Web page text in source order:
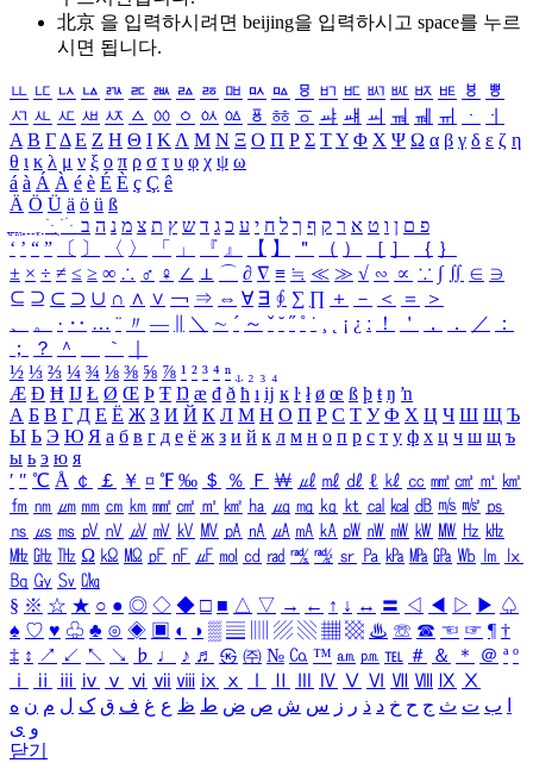
北京 을 입력하시려면 beijing을 입력하시고 space를 누르
시면 됩니다.
ㅥ ㅦ ㅧ ㅨ ㅩ ㅪ ㅫ ㅬ ㅭ ㅮ ㅯ ㅰ ㅱ ㅲ ㅳ ㅴ ㅵ ㅶ ㅷ ㅸ
ㅹ
ㅺ ㅻ ㅼ ㅽ ㅾ ㅿ ㆀ ㆁ ㆂ ㆃ ㆄ ㆅ ㆆ ㆇ ㆈ ㆉ ㆊ ㆋ ㆌ ㆍ
ㆎ
Α Β ΓΔ Ε Ζ Η Θ Ι ΚΛ Μ Ν Ξ Ο Π Ρ Σ ΤΥ Φ Χ Ψ Ω α β γ δ ε ζ η
θ ι κ λ μ ν ξ ο π ρ σ τ υ φ χ ψ ω
á à Á À é è É È ç Ç ê
Ä Ö Ü ä ö ü ß
ִֶֹ ֻּ ׁׂ פ ם ן ו ט א ר ק ף ך ל ח י ע כ ג ד ש ץ ת צ מ נ ה ב
‘ ’ “ ” 〔 〕 〈 〉 「 」 『 』 【 】 ＂ （ ） ［ ］ ｛ ｝
± × ÷ ≠ ≤ ≥ ∞ ∴ ♂ ♀ ∠ ⊥ ⌒ ∂ ∇ ≡ ≒ ≪ ≫ √ ∽ ∝ ∵ ∫ ∬ ∈ ∋
⊆ ⊇ ⊂ ⊃ ∪ ∩ ∧ ∨ ￢ ⇒ ⇔ ∀ ∃ ∮ ∑ ∏ ＋ － ＜ ＝
＞
、
。 · ‥ … ¨ 〃 ― ＼ ∼ ´ ～ ˇ ˘ ˝ ˚ ˙ ¸ ¡ ¿ ː ！ ＇ ， ． ／
：
；
？ ＾ ｀
½ ⅓ ⅔ ¼ ¾ ⅛ ⅜ ⅝ ⅞ ¹ ² ³ ⁴ ⁿ ₁ ₂ ₃ ₄
Æ Ð Ħ Ĳ Ł Ø Œ Þ Ŧ Ŋ æ đ ð ħ ı ĳ ĸ ŀ ł ø œ ß þ ŧ ŋ ŉ
А Б В Г Д Е Ё Ж З И Й К Л М Н О П Р С Т У Ф Х Ц Ч Ш Щ Ъ
Ы Ь Э Ю Я а б в г д е ё ж з и й к л м н о п р с т у ф х ц ч ш щ ъ
ы ь э ю я
′ ″ ℃ Å ￠ ￡ ￥ ¤ ℉ ‰ ＄ ％ Ｆ ￦ ㎕ ㎖ ㎗ ℓ ㎘ ㏄ ㎣ ㎤ ㎥ ㎦
㎙ ㎚ ㎛ ㎜ ㎝ ㎞ ㎟ ㎠ ㎡ ㎢ ㏊ ㎍ ㎎ ㎏ ㏏ ㎈ ㎉ ㏈ ㎧ ㎨ ㎰
㎱ ㎲ ㎳ ㎴ ㎵ ㎶ ㎷ ㎸ ㎹ ㎀ ㎁ ㎂ ㎃ ㎄ ㎺ ㎻ ㎽ ㎾ ㎿ ㎐ ㎑
㎒ ㎓ ㎔ Ω ㏀ ㏁ ㎊ ㎋ ㎌ ㏖ ㏅ ㎭ ㎮ ㎯ ㏛ ㎩ ㎪ ㎫ ㎬ ㏝ ㏐
㏓
㏃ ㏉ ㏜ ㏆
§ ※ ☆ ★ ○ ● ◎ ◇ ◆ □ ■ △ ▽ → ← ↑ ↓ ↔ 〓 ◁ ◀ ▷ ▶ ♤
♠ ♡ ♥ ♧ ♣ ⊙ ◈ ▣ ◐ ◑ ▒ ▤ ▨ ▧ ▦ ▩ ♨ ☏ ☎ ☜ ☞ ¶ †
‡ ↕ ↗ ↙ ↖ ↘ ♭ ♩ ♪ ♬ ㉿ ㈜ № ㏇ ™ ㏂ ㏘ ℡ ＃ ＆ ＊ ＠ ª º
ⅰ
ⅱ ⅲ ⅳ ⅴ ⅵ ⅶ ⅷ ⅸ ⅹ Ⅳ Ⅴ Ⅵ Ⅶ Ⅷ Ⅸ Ⅹ
ب ت ث ج ح خ د ذ ر ز س ش ص ض ط ظ ع غ ف ق ک ل م ن ه
و ی
닫기